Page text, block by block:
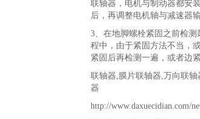
联轴器，电机与制动器都安
后，再调整电机轴与减速器
3、在地脚螺栓紧固之前检
程中，由于紧固方法不当，
紧固后再检测一遍，或者边
联轴器,膜片联轴器,万向联
器
http://www.daxuecidian.com/